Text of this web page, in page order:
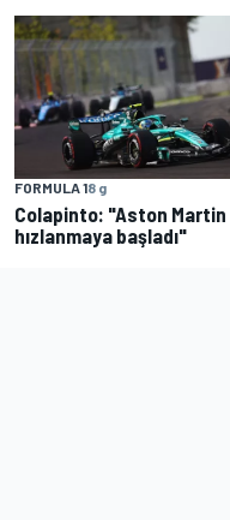
FORMULA 18 g
Colapinto: "Aston Martin
hızlanmaya başladı"